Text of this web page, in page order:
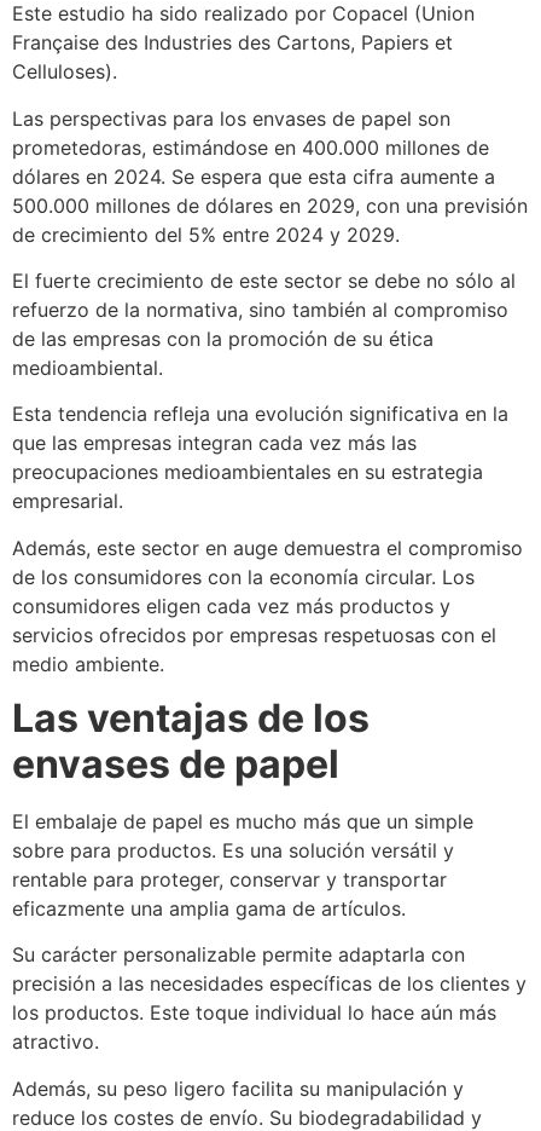
Este estudio ha sido realizado por Copacel (Union
Française des Industries des Cartons, Papiers et
Celluloses).
Las perspectivas para los envases de papel son
prometedoras, estimándose en 400.000 millones de
dólares en 2024. Se espera que esta cifra aumente a
500.000 millones de dólares en 2029, con una previsión
de crecimiento del 5% entre 2024 y 2029.
El fuerte crecimiento de este sector se debe no sólo al
refuerzo de la normativa, sino también al compromiso
de las empresas con la promoción de su ética
medioambiental.
Esta tendencia refleja una evolución significativa en la
que las empresas integran cada vez más las
preocupaciones medioambientales en su estrategia
empresarial.
Además, este sector en auge demuestra el compromiso
de los consumidores con la economía circular. Los
consumidores eligen cada vez más productos y
servicios ofrecidos por empresas respetuosas con el
medio ambiente.
Las ventajas de los
envases de papel
El embalaje de papel es mucho más que un simple
sobre para productos. Es una solución versátil y
rentable para proteger, conservar y transportar
eficazmente una amplia gama de artículos.
Su carácter personalizable permite adaptarla con
precisión a las necesidades específicas de los clientes y
los productos. Este toque individual lo hace aún más
atractivo.
Además, su peso ligero facilita su manipulación y
reduce los costes de envío. Su biodegradabilidad y